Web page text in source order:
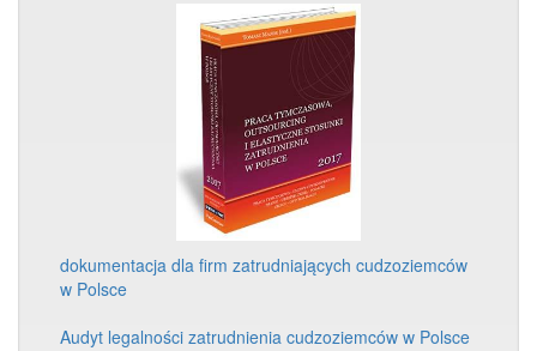
dokumentacja dla firm zatrudniających cudzoziemców
w Polsce
Audyt legalności zatrudnienia cudzoziemców w Polsce